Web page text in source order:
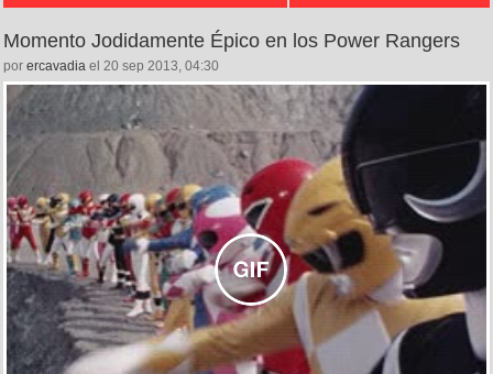
Momento Jodidamente Épico en los Power Rangers
por ercavadia el 20 sep 2013, 04:30